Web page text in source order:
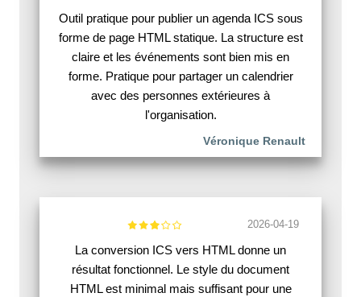
Outil pratique pour publier un agenda ICS sous
forme de page HTML statique. La structure est
claire et les événements sont bien mis en
forme. Pratique pour partager un calendrier
avec des personnes extérieures à
l'organisation.
Véronique Renault
2026-04-19
La conversion ICS vers HTML donne un
résultat fonctionnel. Le style du document
HTML est minimal mais suffisant pour une